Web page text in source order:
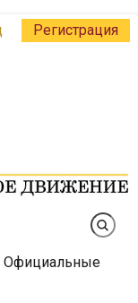
Регистрация
Официальные